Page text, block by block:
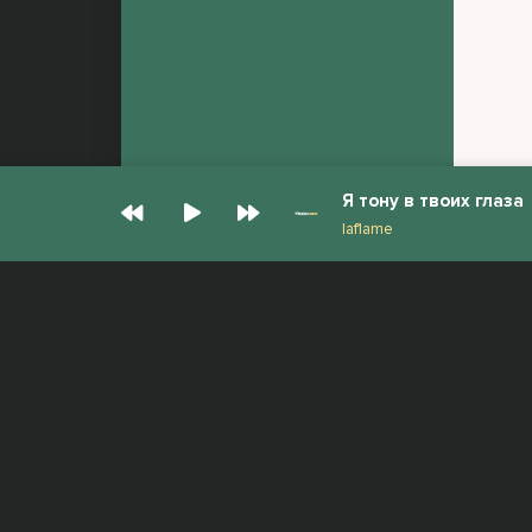
Я тону в твоих глаза
laf1ame